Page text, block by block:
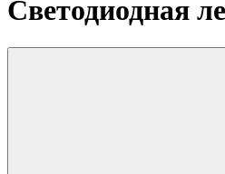
Светодиодная